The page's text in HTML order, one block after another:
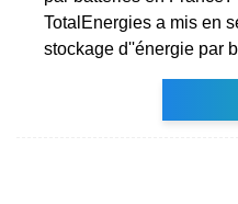
TotalEnergies a mis en
stockage d''énergie par